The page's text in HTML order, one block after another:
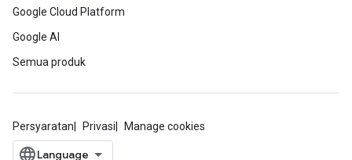
Google Cloud Platform
Google AI
Semua produk
Persyaratan Privasi Manage cookies